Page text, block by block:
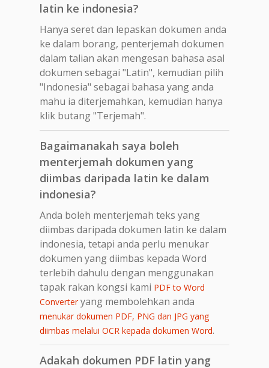
latin ke indonesia?
Hanya seret dan lepaskan dokumen anda
ke dalam borang, penterjemah dokumen
dalam talian akan mengesan bahasa asal
dokumen sebagai "Latin", kemudian pilih
"Indonesia" sebagai bahasa yang anda
mahu ia diterjemahkan, kemudian hanya
klik butang "Terjemah".
Bagaimanakah saya boleh
menterjemah dokumen yang
diimbas daripada latin ke dalam
indonesia?
Anda boleh menterjemah teks yang
diimbas daripada dokumen latin ke dalam
indonesia, tetapi anda perlu menukar
dokumen yang diimbas kepada Word
terlebih dahulu dengan menggunakan
tapak rakan kongsi kami PDF to Word
Converteryang membolehkan anda
menukar dokumen PDF, PNG dan JPG yang
diimbas melalui OCR kepada dokumen Word.
Adakah dokumen PDF latin yang